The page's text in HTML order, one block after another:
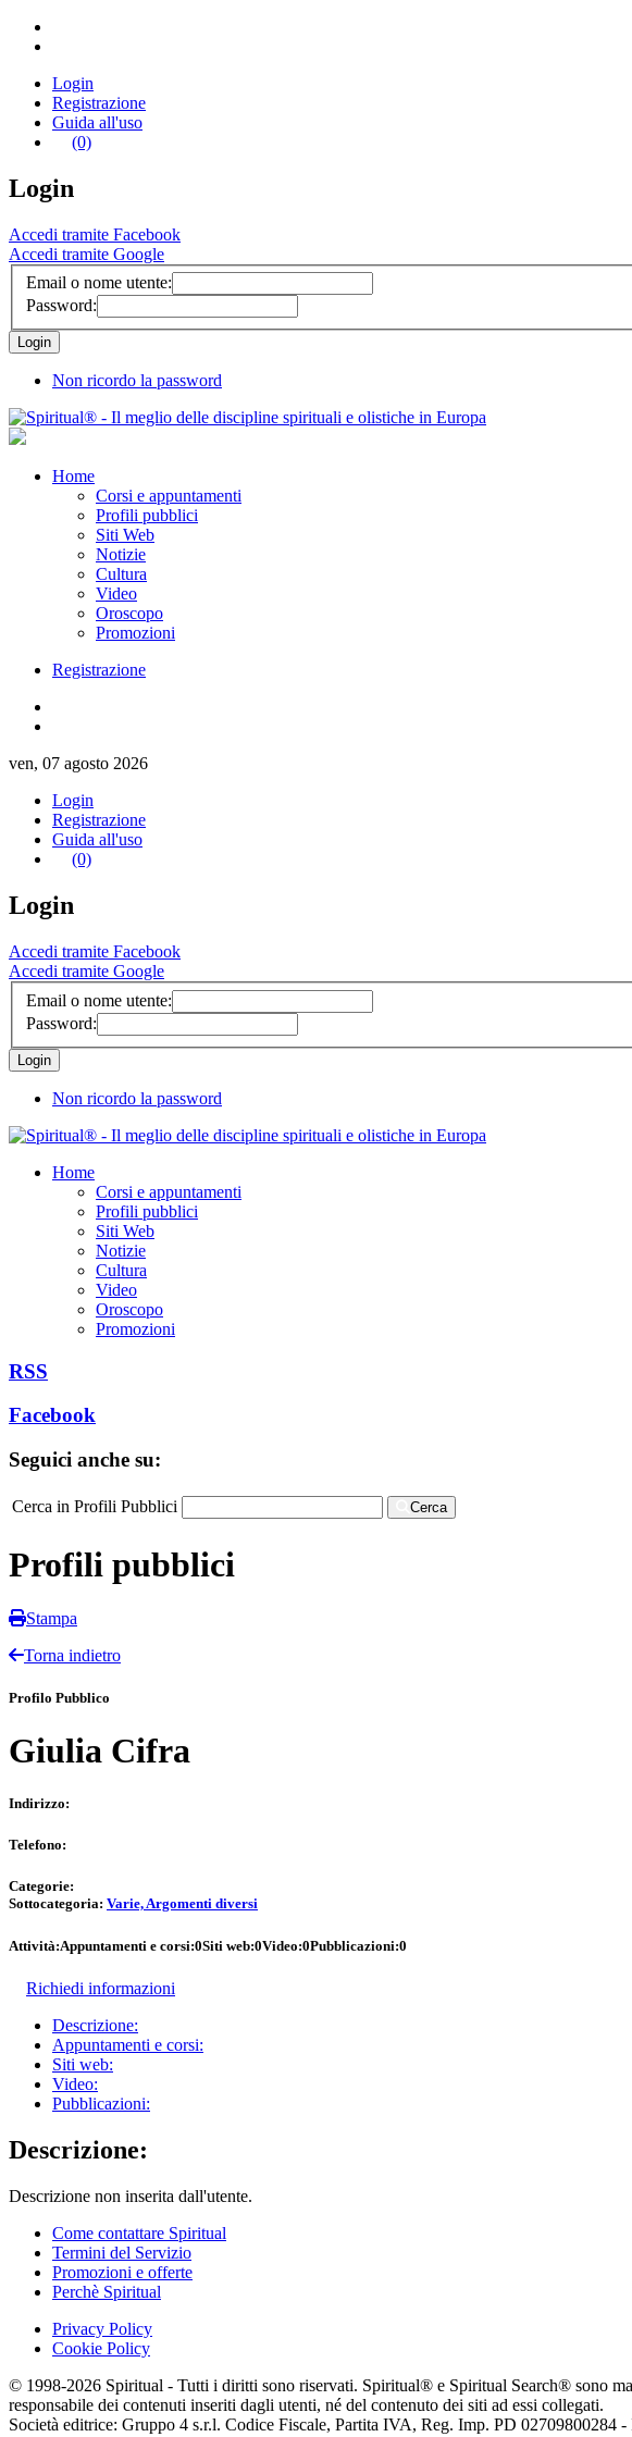
Login
Registrazione
Guida all'uso
(0)
Login
Accedi tramite Facebook
Accedi tramite Google
Email o nome utente:
Password:
Non ricordo la password
Home
Corsi e appuntamenti
Profili pubblici
Siti Web
Notizie
Cultura
Video
Oroscopo
Promozioni
Registrazione
ven, 07 agosto 2026
Login
Registrazione
Guida all'uso
(0)
Login
Accedi tramite Facebook
Accedi tramite Google
Email o nome utente:
Password:
Non ricordo la password
Home
Corsi e appuntamenti
Profili pubblici
Siti Web
Notizie
Cultura
Video
Oroscopo
Promozioni
RSS
Facebook
Seguici anche su:
Cerca in Profili Pubblici Cerca
Profili pubblici
Stampa
Torna indietro
Profilo Pubblico
Giulia Cifra
Indirizzo:
Telefono:
Categorie:
Sottocategoria: Varie, Argomenti diversi
Attività:Appuntamenti e corsi:0Siti web:0Video:0Pubblicazioni:0
Richiedi informazioni
Descrizione:
Appuntamenti e corsi:
Siti web:
Video:
Pubblicazioni:
Descrizione:
Descrizione non inserita dall'utente.
Come contattare Spiritual
Termini del Servizio
Promozioni e offerte
Perchè Spiritual
Privacy Policy
Cookie Policy
© 1998-2026 Spiritual - Tutti i diritti sono riservati. Spiritual® e Spiritual Search® sono
responsabile dei contenuti inseriti dagli utenti, né del contenuto dei siti ad essi collegati.
Società editrice: Gruppo 4 s.r.l. Codice Fiscale, Partita IVA, Reg. Imp. PD 02709800284